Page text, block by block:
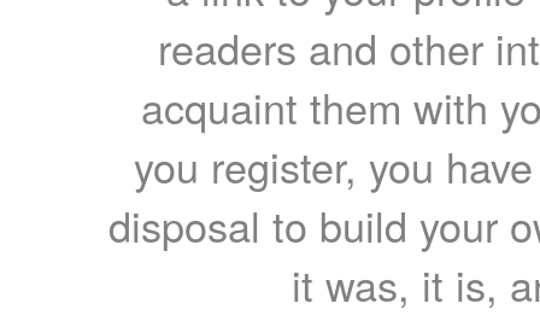
readers and other
acquaint them with
you register, you
disposal to build your
it was, it is,